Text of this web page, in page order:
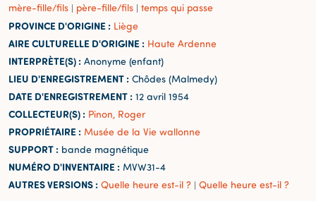
mère-fille/fils | père-fille/fils | temps qui passe
PROVINCE D'ORIGINE : Liège
AIRE CULTURELLE D'ORIGINE : Haute Ardenne
INTERPRÈTE(S) : Anonyme (enfant)
LIEU D'ENREGISTREMENT : Chôdes (Malmedy)
DATE D'ENREGISTREMENT : 12 avril 1954
COLLECTEUR(S) : Pinon, Roger
PROPRIÉTAIRE : Musée de la Vie wallonne
SUPPORT : bande magnétique
NUMÉRO D'INVENTAIRE : MVW31-4
AUTRES VERSIONS : Quelle heure est-il ? | Quelle heure est-il ?